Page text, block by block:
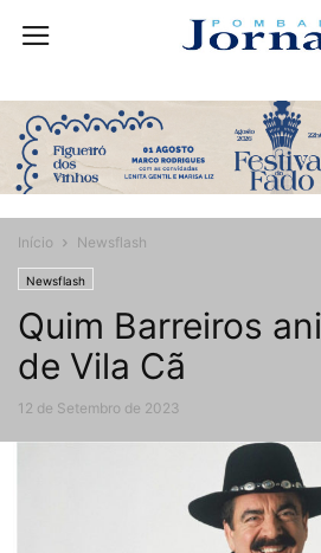
Início Newsflash
Newsflash
Quim Barreiros
de Vila Cã
12 de Setembro de 2023